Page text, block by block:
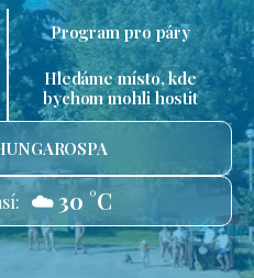
Program pro páry
Hledáme místo, kde
bychom mohli hostit
☁️ 30 °C